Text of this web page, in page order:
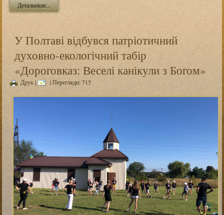
Детальніше...
У Полтаві відбувся патріотичний
духовно-екологічний табір
«Дороговказ: Веселі канікули з Богом»
Друк| | Перегляди: 715